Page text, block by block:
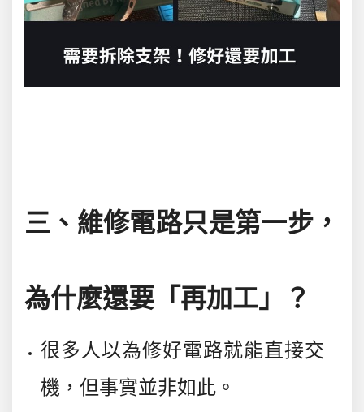
三、維修電路只是第一步，
為什麼還要「再加工」？
很多人以為修好電路就能直接交
機，但事實並非如此。